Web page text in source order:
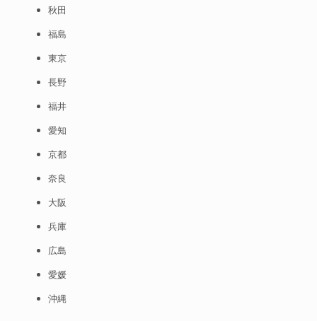
秋田
福島
東京
長野
福井
愛知
京都
奈良
大阪
兵庫
広島
愛媛
沖縄